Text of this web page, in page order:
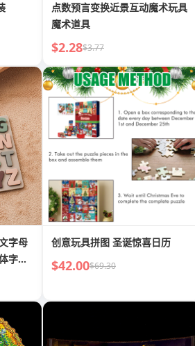
点数预言变换近景互动魔术玩具
魔术道具
$2.28$3.77
字母
字母
创意玩具拼图 圣诞惊喜日历
$42.00$69.30